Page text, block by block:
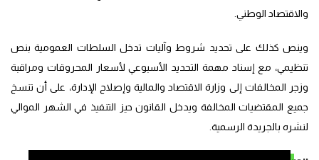
والاقتصاد الوطني.
وينص كذلك على تحديد شروط وآليات تدخل السلطات العمومية بنص
تنظيمي، مع إسناد مهمة التحديد الأسبوعي لأسعار المحروقات ومراقبة
وزجر المخالفات إلى وزارة الاقتصاد والمالية وإصلاح الإدارة، على أن تنسخ
جميع المقتضيات المخالفة ويدخل القانون حيز التنفيذ في الشهر الموالي
لنشره بالجريدة الرسمية.